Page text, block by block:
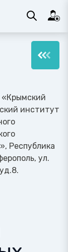
институт
Республика
ул.